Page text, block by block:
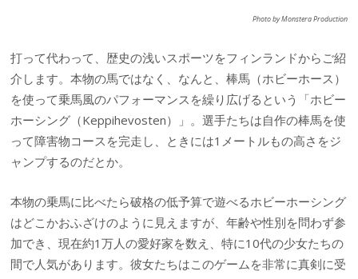
Photo by Monstera Production
打って代わって、歴史の浅いスポーツをフィンランドからご紹
介します。本物の馬ではなく、なんと、棒馬（ホビーホース）
を使って乗馬風のパフォーマンスを繰り広げるという「ホビー
ホーシング（Keppihevosten）」。選手たちは自作の棒馬を使
って障害物コースを完走し、ときには1メートルもの高さをジ
ャンプするのだとか。
本物の乗馬に比べたら破格の低予算で遊べるホビーホーシング
はどこかおふざけのように見えますが、年齢や性別を問わず参
加でき、現在約1万人の愛好家を数え、特に10代の少女たちの
間で人気があります。彼女たちはこのゲームを非常に真剣に受